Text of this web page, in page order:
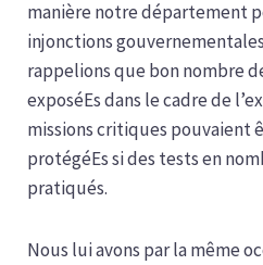
manière notre département
injonctions
rappelions que bon nombre
exposéEs dans le cadre de
missions critiques pouvaient
protégéEs si des tests en
pratiqués.
Nous lui avons par la même